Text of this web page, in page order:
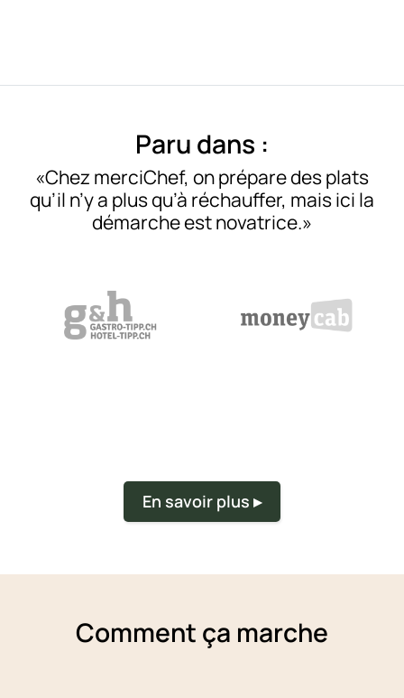
Paru dans :
Chez merciChef, on prépare des plats
qu’il n’y a plus qu’à réchauffer, mais ici la
démarche est novatrice.
En savoir plus ▸
Comment ça marche